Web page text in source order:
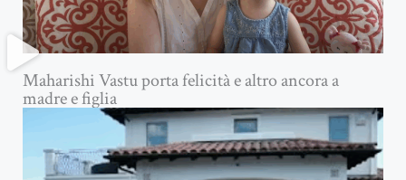
Maharishi Vastu porta felicità e altro ancora a
madre e figlia